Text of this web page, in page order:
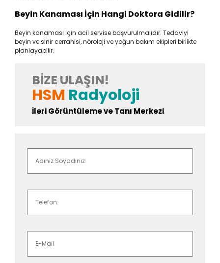
BIZE ULAŞIN!
HSM Radyoloji
İleri Görüntüleme ve Tanı Merkezi
Beyin Kanaması İçin Hangi Doktora Gidilir?
Beyin kanaması için acil servise başvurulmalıdır. Tedaviyi
beyin ve sinir cerrahisi, nöroloji ve yoğun bakım ekipleri birlikte
planlayabilir.